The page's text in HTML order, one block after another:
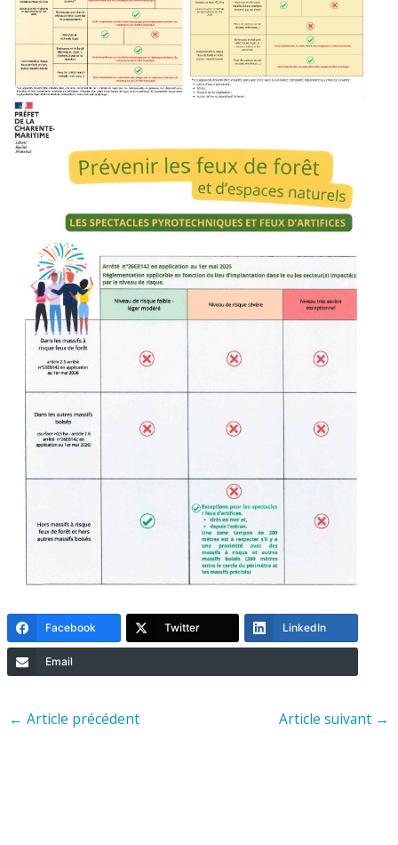
Facebook Twitter LinkedIn
Email
← Article précédent Article suivant →